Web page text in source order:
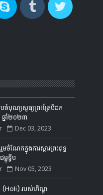
ៀបចំបុណ្យសូធ្យព្រះត្រៃបិដក
ឆ្នាំ២០២៣
Dec 03, 2023
ណែកក្នុងការស្ដារព្រះពុទ្ធ
ពូទ្វីប
Nov 05, 2023
របស់ហិណ្ឌូ